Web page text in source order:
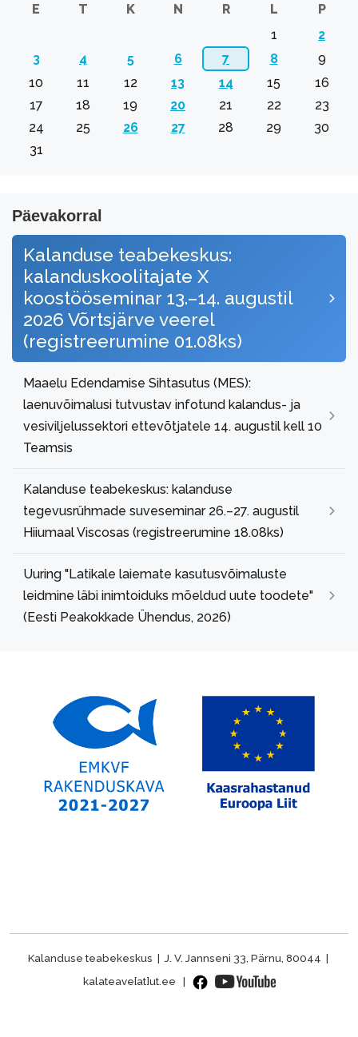
E T K N R L
P
1
2
3
4 5 6 7 8
9
10
11 12 13 14 15
16
17
18 19 20 21 22
23
24
25 26 27 28 29
30
31
Päevakorral
Kalanduse teabekeskus:
kalanduskoolitajate X
koostööseminar 13.–14. augustil
2026 Võrtsjärve veerel
(registreerumine 01.08ks)
Maaelu Edendamise Sihtasutus (MES):
laenuvõimalusi tutvustav infotund kalandus- ja
vesiviljelussektori ettevõtjatele 14. augustil kell 10
Teamsis
Kalanduse teabekeskus: kalanduse
tegevusrühmade suveseminar 26.–27. augustil
Hiiumaal Viscosas (registreerumine 18.08ks)
Uuring "Latikale laiemate kasutusvõimaluste
leidmine läbi inimtoiduks mõeldud uute toodete"
(Eesti Peakokkade Ühendus, 2026)
Kalanduse teabekeskus | J. V. Jannseni 33, Pärnu, 80044 |
kalateave[at]ut.ee |